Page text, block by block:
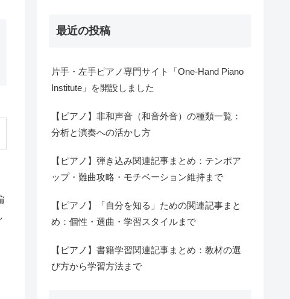
最近の投稿
片手・左手ピアノ専門サイト「One-Hand Piano
Institute」を開設しました
【ピアノ】非和声音（和音外音）の種類一覧：
分析と演奏への活かし方
【ピアノ】弾き込み関連記事まとめ：テンポア
ップ・難曲攻略・モチベーション維持まで
【ピアノ】「自分を知る」ための関連記事まと
め：個性・選曲・学習スタイルまで
【ピアノ】書籍学習関連記事まとめ：教材の選
び方から学習方法まで